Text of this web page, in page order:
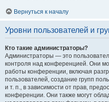
Вернуться к началу
Уровни пользователей и
Кто такие администраторы?
Администраторы — это
контроля над конференцией. Они
работы конференции, включая
пользователей, создание групп
и т. п., в зависимости от прав,
конференции. Они также могут